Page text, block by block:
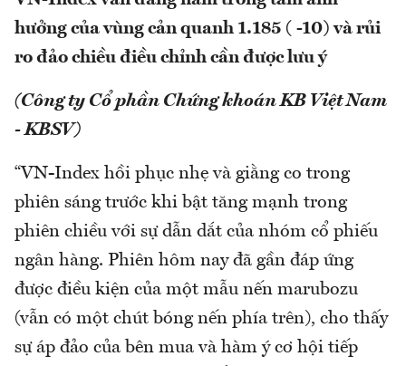
hưởng của vùng cản quanh 1.185 ( -10) và rủi
ro đảo chiều điều chỉnh cần được lưu ý
(Công ty Cổ phần Chứng khoán KB Việt Nam
- KBSV)
“VN-Index hồi phục nhẹ và giằng co trong
phiên sáng trước khi bật tăng mạnh trong
phiên chiều với sự dẫn dắt của nhóm cổ phiếu
ngân hàng. Phiên hôm nay đã gần đáp ứng
được điều kiện của một mẫu nến marubozu
(vẫn có một chút bóng nến phía trên), cho thấy
sự áp đảo của bên mua và hàm ý cơ hội tiếp